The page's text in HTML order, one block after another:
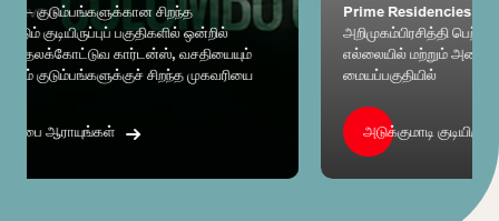
Prime Residencies வழங்கும் “தி கோல்ஃப் – கொழும்பு 08”
அறிமுகம்பிரசித்தி பெற்ற ராயல் கொழும்பு கோல்ஃப் மைதானத்தின்
எல்லையில் மற்றும் அதை நோக்கியவாறு அமைந்துள்ளதுகொழும்பின்
மையப்பகுதியில்
அடுக்குமாடி குடியிருப்பை ஆராயுங்கள்